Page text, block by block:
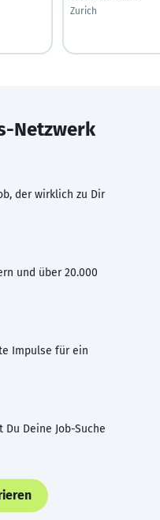
Zurich
Netzwerk
der wirklich zu Dir
und über 20.000
Impulse für ein
Deine Job-Suche